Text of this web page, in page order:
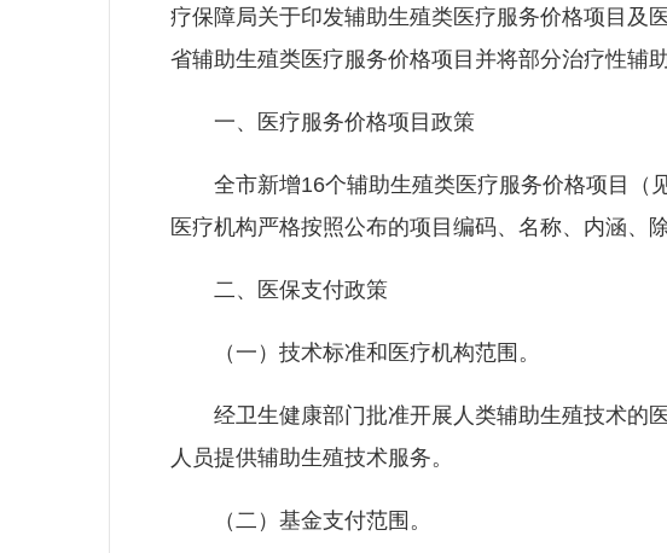
疗保障局关于印发辅助生殖类医疗服务价格项目及
省辅助生殖类医疗服务价格项目并将部分治疗性辅
一、医疗服务价格项目政策
全市新增16个辅助生殖类医疗服务价格项目（
医疗机构严格按照公布的项目编码、名称、内涵、
二、医保支付政策
（一）技术标准和医疗机构范围。
经卫生健康部门批准开展人类辅助生殖技术的医
人员提供辅助生殖技术服务。
（二）基金支付范围。